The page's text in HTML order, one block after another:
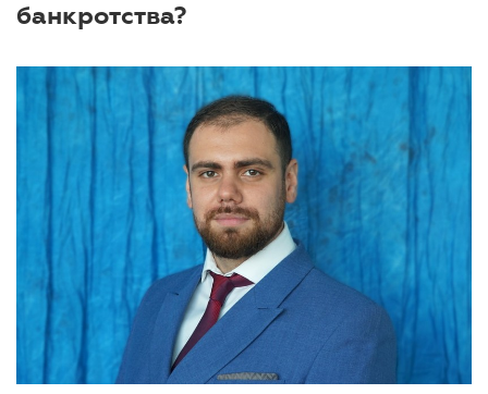
банкротства?